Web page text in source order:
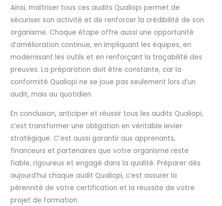
Ainsi, maîtriser tous ces audits Qualiopi permet de
sécuriser son activité et de renforcer la crédibilité de son
organisme. Chaque étape offre aussi une opportunité
d’amélioration continue, en impliquant les équipes, en
modernisant les outils et en renforçant la traçabilité des
preuves. La préparation doit être constante, car la
conformité Qualiopi ne se joue pas seulement lors d’un
audit, mais au quotidien.
En conclusion, anticiper et réussir tous les audits Qualiopi,
c’est transformer une obligation en véritable levier
stratégique. C’est aussi garantir aux apprenants,
financeurs et partenaires que votre organisme reste
fiable, rigoureux et engagé dans la qualité. Préparer dès
aujourd’hui chaque audit Qualiopi, c’est assurer la
pérennité de votre certification et la réussite de votre
projet de formation.